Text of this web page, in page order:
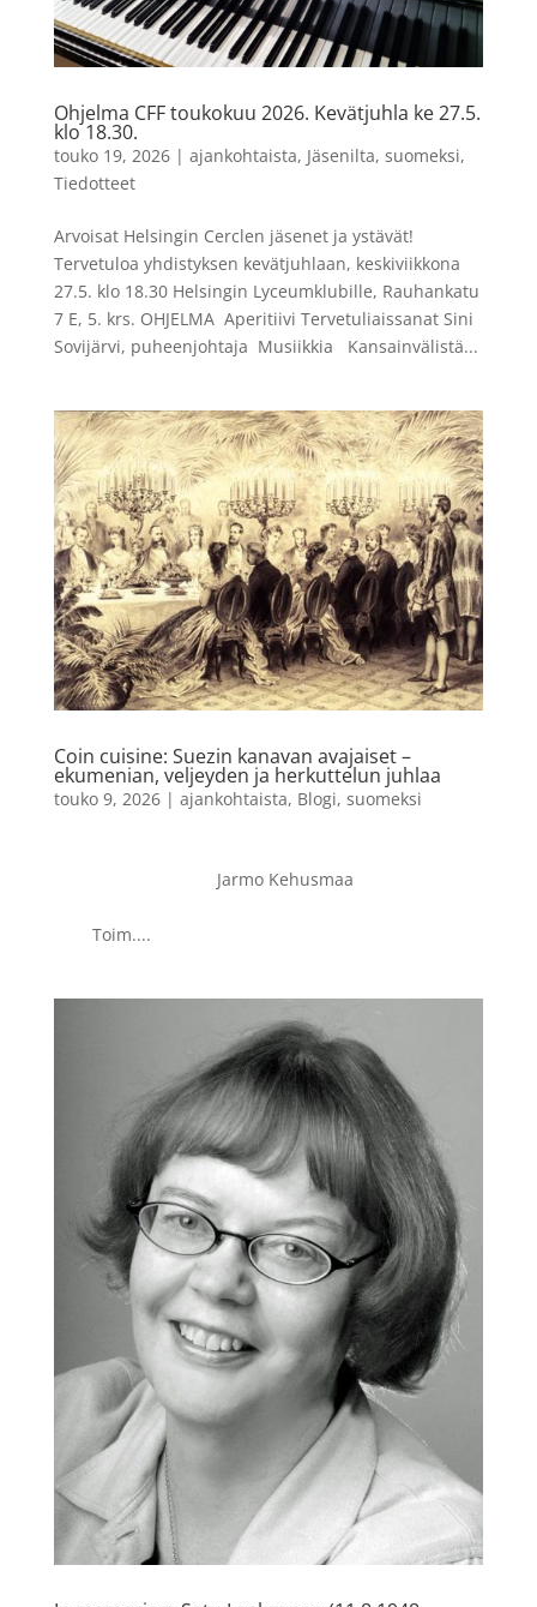
Ohjelma CFF toukokuu 2026. Kevätjuhla ke 27.5.
klo 18.30.
touko 19, 2026| ajankohtaista, Jäsenilta, suomeksi,
Tiedotteet
Arvoisat Helsingin Cerclen jäsenet ja ystävät!
Tervetuloa yhdistyksen kevätjuhlaan, keskiviikkona
27.5. klo 18.30 Helsingin Lyceumklubille, Rauhankatu
7 E, 5. krs. OHJELMA Aperitiivi Tervetuliaissanat Sini
Sovijärvi, puheenjohtaja Musiikkia Kansainvälistä...
Coin cuisine: Suezin kanavan avajaiset –
ekumenian, veljeyden ja herkuttelun juhlaa
touko 9, 2026| ajankohtaista, Blogi, suomeksi
Jarmo Kehusmaa
Toim....